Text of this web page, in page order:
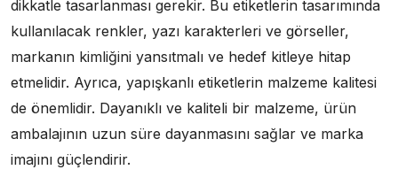
dikkatle tasarlanması gerekir. Bu etiketlerin tasarımında
kullanılacak renkler, yazı karakterleri ve görseller,
markanın kimliğini yansıtmalı ve hedef kitleye hitap
etmelidir. Ayrıca, yapışkanlı etiketlerin malzeme kalitesi
de önemlidir. Dayanıklı ve kaliteli bir malzeme, ürün
ambalajının uzun süre dayanmasını sağlar ve marka
imajını güçlendirir.